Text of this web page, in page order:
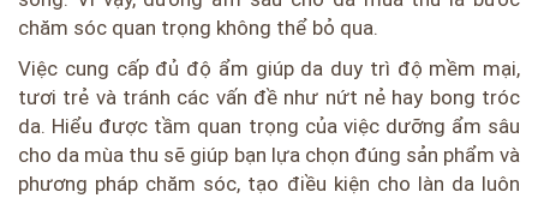
chăm sóc quan trọng không thể bỏ qua.
Việc cung cấp đủ độ ẩm giúp da duy trì độ mềm mại,
tươi trẻ và tránh các vấn đề như nứt nẻ hay bong tróc
da. Hiểu được tầm quan trọng của việc dưỡng ẩm sâu
cho da mùa thu sẽ giúp bạn lựa chọn đúng sản phẩm và
phương pháp chăm sóc, tạo điều kiện cho làn da luôn